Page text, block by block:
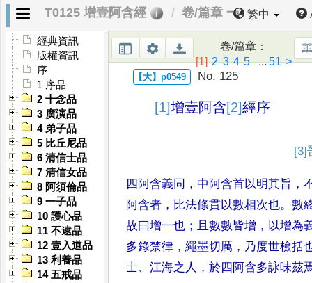
T0125 增壹阿含經 卷/篇章 一 繁中
經典資訊
版權資訊
序
1 序品
2 十念品
3 廣演品
4 弟子品
5 比丘尼品
6 清信士品
7 清信女品
8 阿須倫品
9 一子品
10 護心品
11 不逮品
12 壹入道品
13 利養品
14 五戒品
卷/篇章 ：
[1] 2 3 4 5...51 >
No. 125
[1]增壹阿含[2]經序
[3]
四阿含義同 ， 中阿含首以明其旨 ，
阿含者 ， 比法條貫以數相次也。數
故曰增一也 ； 且數數皆增 ， 以增為
多錄禁律 ，繩墨切厲 ， 乃度世檢括
士、江海之人 ，於四阿含多詠味茲